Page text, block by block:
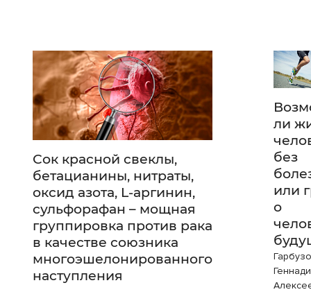
Сок красной свеклы,
бетацианины, нитраты,
оксид азота, L-аргинин,
сульфорафан – мощная
группировка против рака
в качестве союзника
многоэшелонированного
наступления
ли
без
или
о